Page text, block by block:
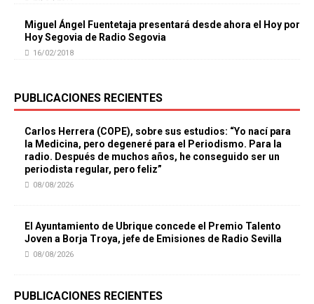
Miguel Ángel Fuentetaja presentará desde ahora el Hoy por
Hoy Segovia de Radio Segovia
16/02/2018
PUBLICACIONES RECIENTES
Carlos Herrera (COPE), sobre sus estudios: “Yo nací para
la Medicina, pero degeneré para el Periodismo. Para la
radio. Después de muchos años, he conseguido ser un
periodista regular, pero feliz”
08/08/2026
El Ayuntamiento de Ubrique concede el Premio Talento
Joven a Borja Troya, jefe de Emisiones de Radio Sevilla
08/08/2026
PUBLICACIONES RECIENTES